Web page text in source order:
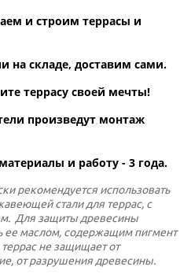
и строим террасы и
на складе, доставим сами.
террасу своей мечты!
произведут монтаж
и работу - 3 года.
рекомендуется использовать
стали для террас, с
Для защиты древесины
ее маслом, содержащим пигмент
не защищает от
от разрушения древесины.